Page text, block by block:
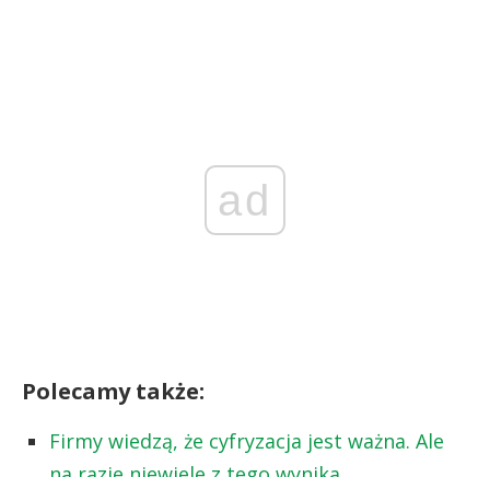
ad
Polecamy także:
Firmy wiedzą, że cyfryzacja jest ważna. Ale